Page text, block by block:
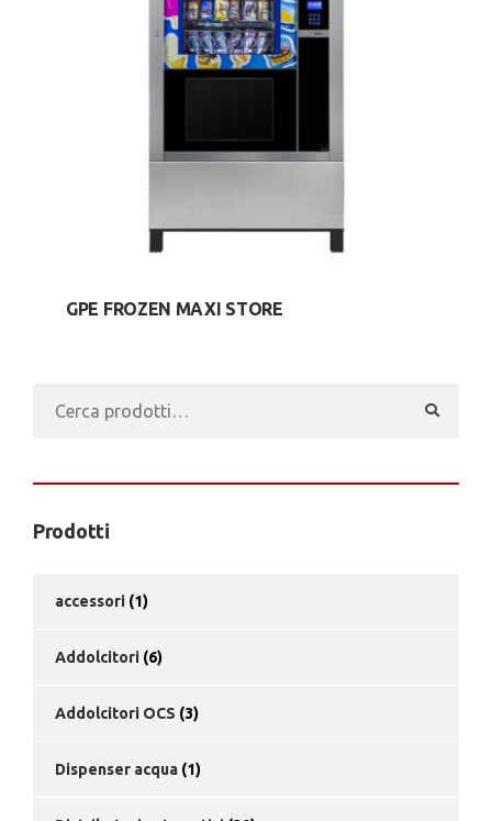
GPE FROZEN MAXI STORE
Prodotti
accessori (1)
Addolcitori (6)
Addolcitori OCS (3)
Dispenser acqua (1)